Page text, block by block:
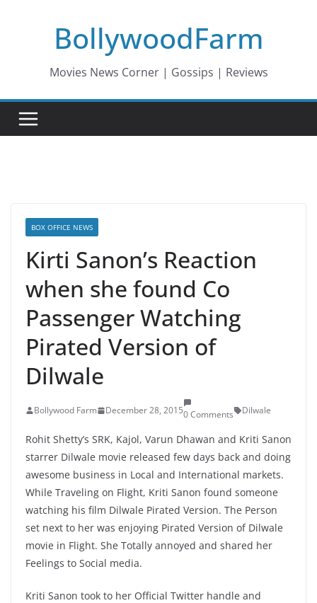
BollywoodFarm
Movies News Corner | Gossips | Reviews
BOX OFFICE NEWS
Kirti Sanon’s Reaction
when she found Co
Passenger Watching
Pirated Version of
Dilwale
Bollywood Farm December 28, 20150 Comments Dilwale
Rohit Shetty’s SRK, Kajol, Varun Dhawan and Kriti Sanon
starrer Dilwale movie released few days back and doing
awesome business in Local and International markets.
While Traveling on Flight, Kriti Sanon found someone
watching his film Dilwale Pirated Version. The Person
set next to her was enjoying Pirated Version of Dilwale
movie in Flight. She Totally annoyed and shared her
Feelings to Social media.
Kriti Sanon took to her Official Twitter handle and